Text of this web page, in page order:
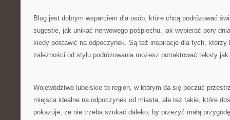
Blog jest dobrym wsparciem dla osób, które chcą podróżować
sugestie, jak unikać nerwowego pośpiechu, jak wybierać pory
kiedy postawić na odpoczynek. Są też inspiracje dla tych, którzy
zależności od stylu podróżowania możesz potraktować teksty jak
Województwo lubelskie to region, w którym da się poczuć
miejsca idealne na odpoczynek od miasta, ale też takie, które
pokazuje, że nie trzeba szukać daleko, by przeżyć małą